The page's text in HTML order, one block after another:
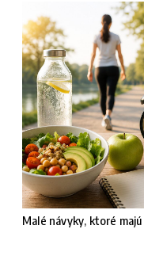
Malé návyky, ktoré